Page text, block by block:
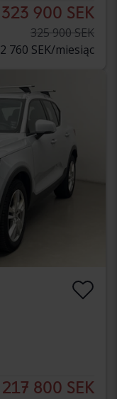
323 900 SEK
325 900 SEK
2 760 SEK/miesiąc
217 800 SEK